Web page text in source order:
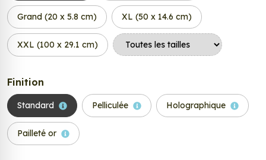
Grand (20 x 5.8 cm) XL (50 x 14.6 cm)
XXL (100 x 29.1 cm)
Finition
Standard Pelliculée Holographique
Pailleté or